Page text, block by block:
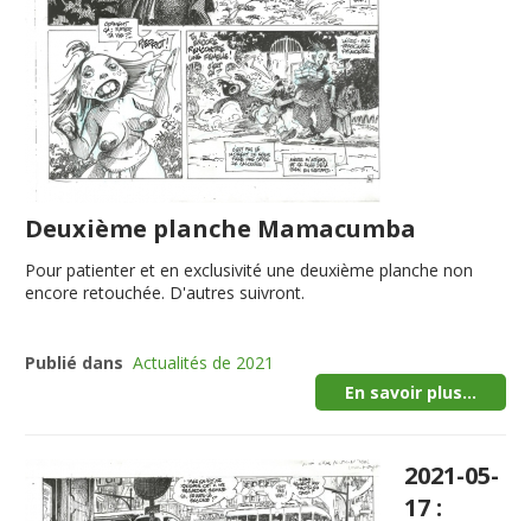
Deuxième planche Mamacumba
Pour patienter et en exclusivité une deuxième planche non
encore retouchée. D'autres suivront.
Publié dans Actualités de 2021
En savoir plus...
2021-05-
17 :